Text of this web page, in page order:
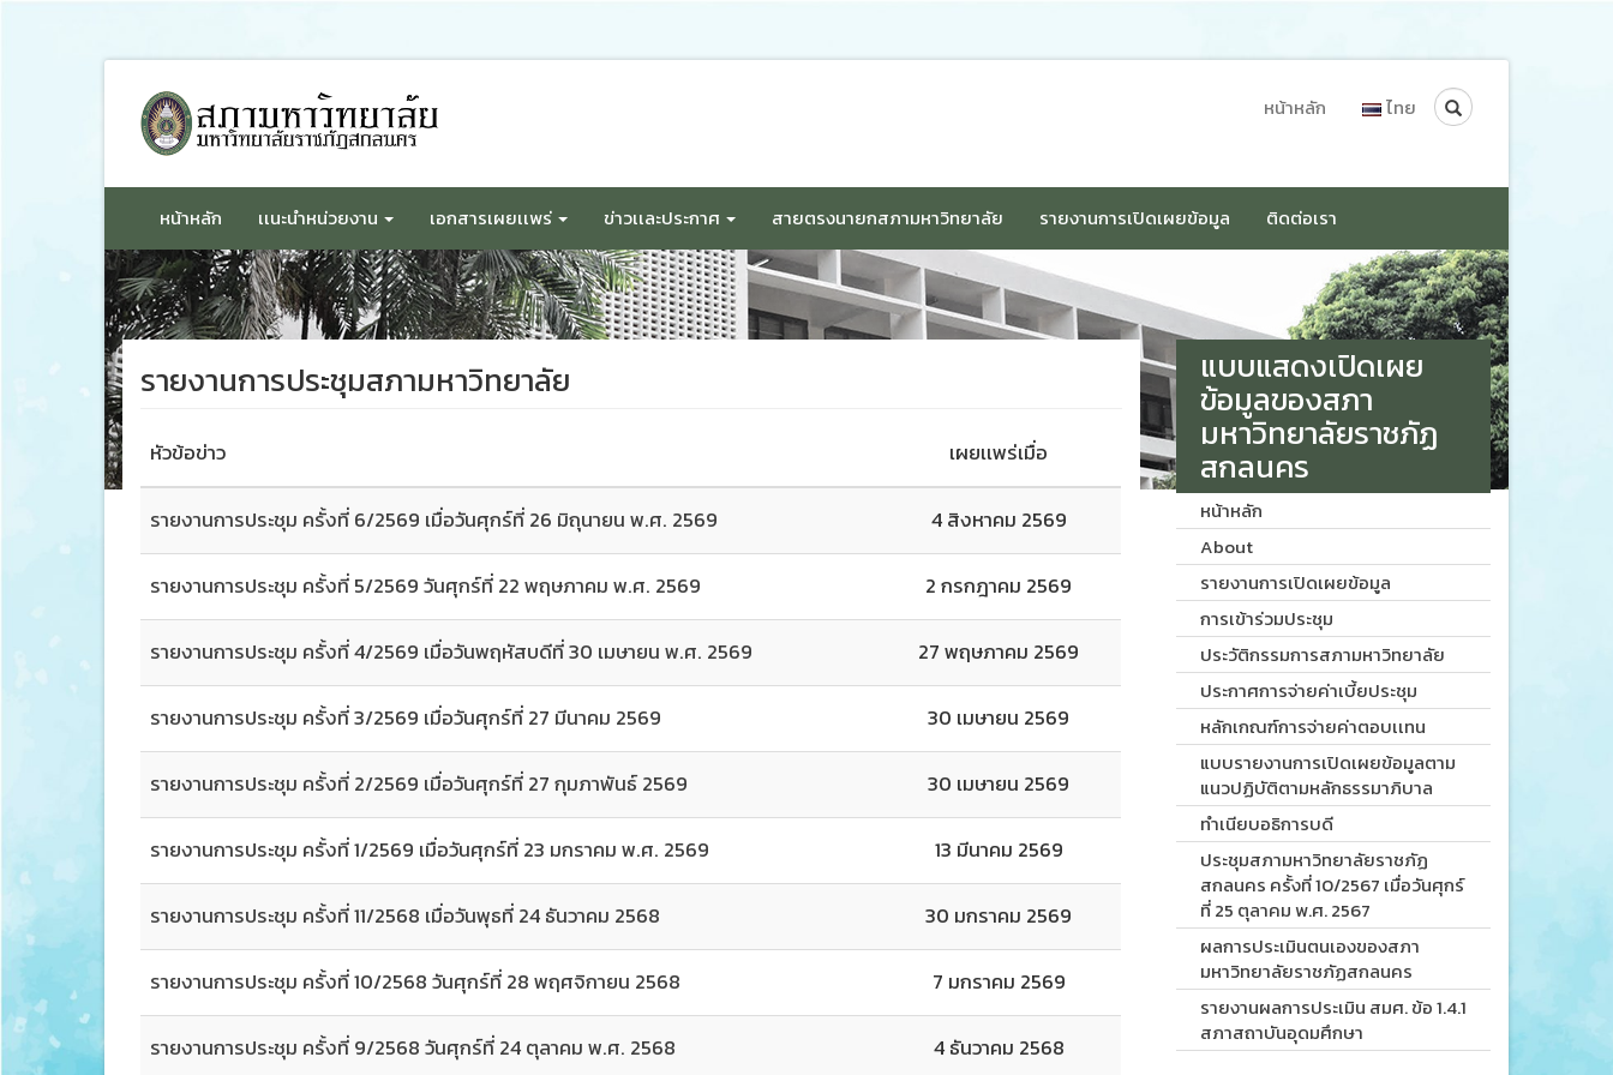
เนื้อหา
หน้าหลัก ไทย Search
หน้าหลัก เเนะนำหน่วยงาน เอกสารเผยเเพร่ ข่าวเเละประกาศ สายตรงนายกสภามหาวิทยาลัย รายงานการเปิดเผยข้อมูล ติดต่อเรา
รายงานการประชุมสภามหาวิทยาลัย
หัวข้อข่าว เผยเเพร่เมื่อ
รายงานการประชุม ครั้งที่ 6/2569 เมื่อวันศุกร์ที่ 26 มิถุนายน พ.ศ. 2569 4 สิงหาคม 2569
รายงานการประชุม ครั้งที่ 5/2569 วันศุกร์ที่ 22 พฤษภาคม พ.ศ. 2569 2 กรกฎาคม 2569
รายงานการประชุม ครั้งที่ 4/2569 เมื่อวันพฤหัสบดีที่ 30 เมษายน พ.ศ. 2569 27 พฤษภาคม 2569
รายงานการประชุม ครั้งที่ 3/2569 เมื่อวันศุกร์ที่ 27 มีนาคม 2569 30 เมษายน 2569
รายงานการประชุม ครั้งที่ 2/2569 เมื่อวันศุกร์ที่ 27 กุมภาพันธ์ 2569 30 เมษายน 2569
รายงานการประชุม ครั้งที่ 1/2569 เมื่อวันศุกร์ที่ 23 มกราคม พ.ศ. 2569 13 มีนาคม 2569
รายงานการประชุม ครั้งที่ 11/2568 เมื่อวันพุธที่ 24 ธันวาคม 2568 30 มกราคม 2569
รายงานการประชุม ครั้งที่ 10/2568 วันศุกร์ที่ 28 พฤศจิกายน 2568 7 มกราคม 2569
รายงานการประชุม ครั้งที่ 9/2568 วันศุกร์ที่ 24 ตุลาคม พ.ศ. 2568 4 ธันวาคม 2568
แบบแสดงเปิดเผย
ข้อมูลของสภา
มหาวิทยาลัยราชภัฏ
สกลนคร
หน้าหลัก
About
รายงานการเปิดเผยข้อมูล
การเข้าร่วมประชุม
ประวัติกรรมการสภามหาวิทยาลัย
ประกาศการจ่ายค่าเบี้ยประชุม
หลักเกณฑ์การจ่ายค่าตอบเเทน
แบบรายงานการเปิดเผยข้อมูลตาม
แนวปฏิบัติตามหลักธรรมาภิบาล
ทำเนียบอธิการบดี
ประชุมสภามหาวิทยาลัยราชภัฏ
สกลนคร ครั้งที่ 10/2567 เมื่อวันศุกร์
ที่ 25 ตุลาคม พ.ศ. 2567
ผลการประเมินตนเองของสภา
มหาวิทยาลัยราชภัฏสกลนคร
รายงานผลการประเมิน สมศ. ข้อ 1.4.1
สภาสถาบันอุดมศึกษา